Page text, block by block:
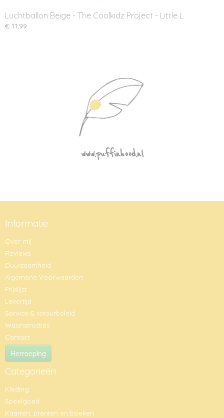
Luchtballon Beige - The Coolkidz Project - Little L
€ 11,99
www.puffinhood.nl
Informatie
Over mij
Reviews
Duurzaamheid
Algemene Voorwaarden
Prijslijst
Levertijd
Service & retourbeleid
Wasinstructies
Contact
Herroeping
Categorieën
Kleding
Speelgoed
Kaarten, prenten en boeken